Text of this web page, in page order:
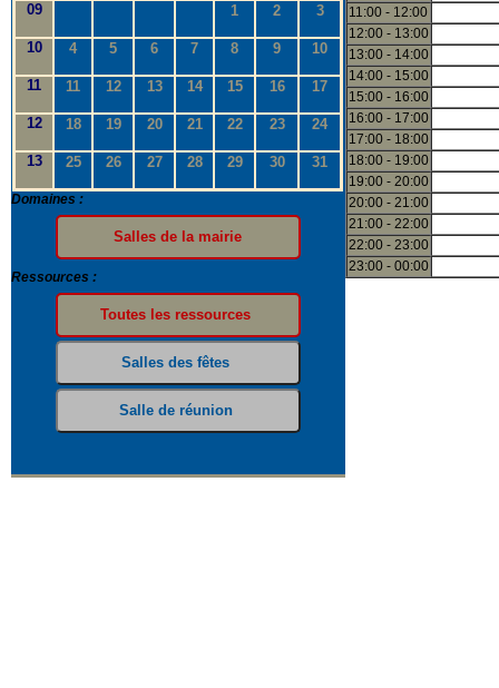
09
1 2 3
10 4 5 6 7 8 9 10
11 11 12 13 14 15 16 17
12 18 19 20 21 22 23 24
13 25 26 27 28 29 30 31
Domaines :
Ressources :
11:00 - 12:00
12:00 - 13:00
13:00 - 14:00
14:00 - 15:00
15:00 - 16:00
16:00 - 17:00
17:00 - 18:00
18:00 - 19:00
19:00 - 20:00
20:00 - 21:00
21:00 - 22:00
22:00 - 23:00
23:00 - 00:00